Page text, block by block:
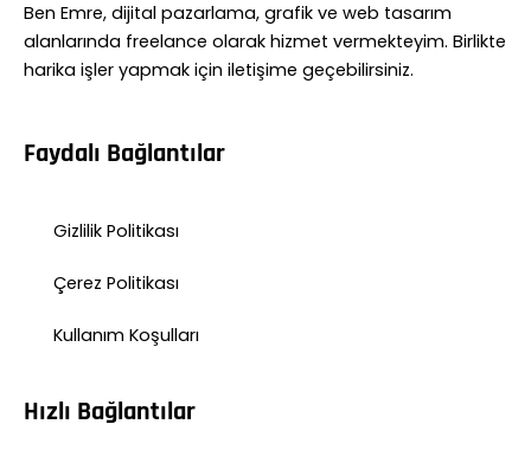
Ben Emre, dijital pazarlama, grafik ve web tasarım
alanlarında freelance olarak hizmet vermekteyim. Birlikte
harika işler yapmak için iletişime geçebilirsiniz.
Faydalı Bağlantılar
Gizlilik Politikası
Çerez Politikası
Kullanım Koşulları
Hızlı Bağlantılar